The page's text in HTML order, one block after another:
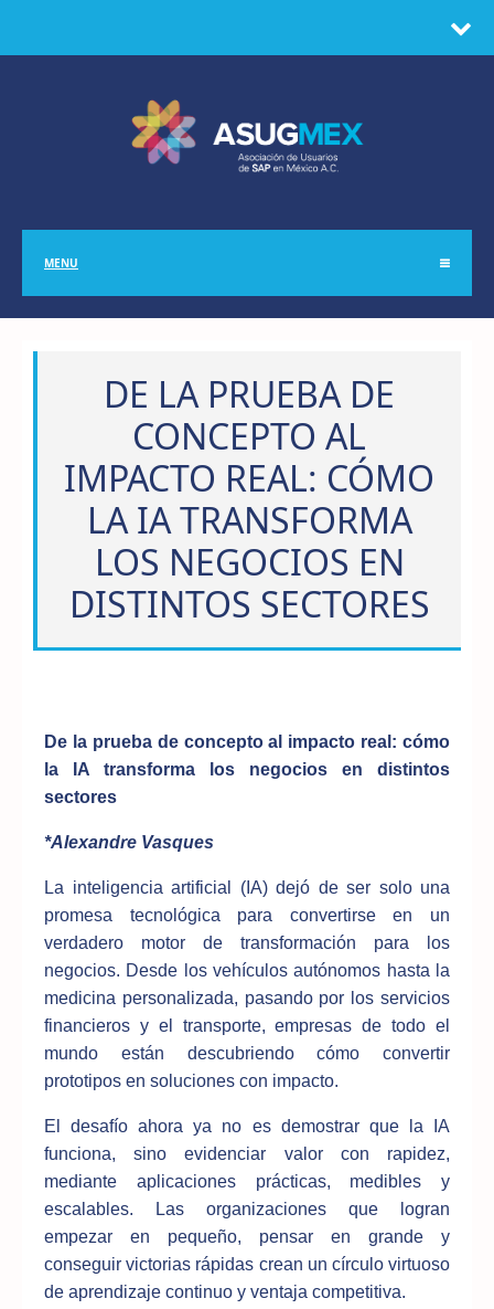
MENU
DE LA PRUEBA DE
CONCEPTO AL
IMPACTO REAL: CÓMO
LA IA TRANSFORMA
LOS NEGOCIOS EN
DISTINTOS SECTORES
De la prueba de concepto al impacto real: cómo
la IA transforma los negocios en distintos
sectores
*Alexandre Vasques
La inteligencia artificial (IA) dejó de ser solo una
promesa tecnológica para convertirse en un
verdadero motor de transformación para los
negocios. Desde los vehículos autónomos hasta la
medicina personalizada, pasando por los servicios
financieros y el transporte, empresas de todo el
mundo están descubriendo cómo convertir
prototipos en soluciones con impacto.
El desafío ahora ya no es demostrar que la IA
funciona, sino evidenciar valor con rapidez,
mediante aplicaciones prácticas, medibles y
escalables. Las organizaciones que logran
empezar en pequeño, pensar en grande y
conseguir victorias rápidas crean un círculo virtuoso
de aprendizaje continuo y ventaja competitiva.